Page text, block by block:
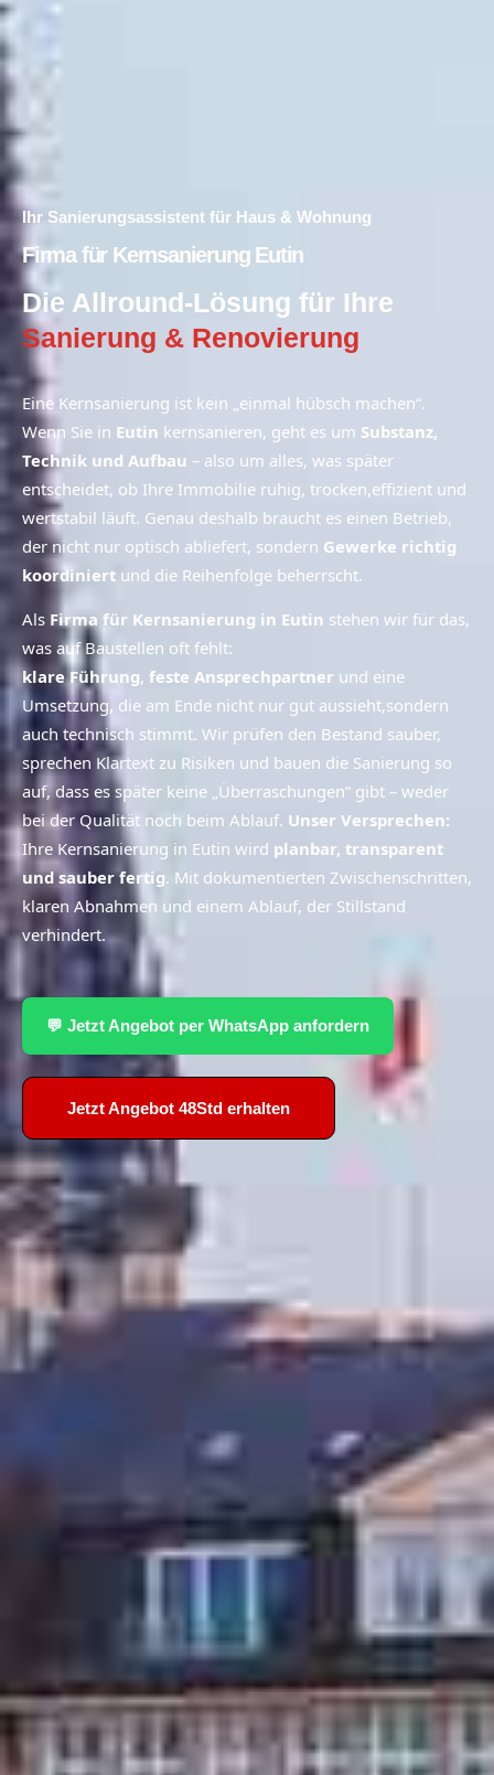
Ihr Sanierungsassistent für Haus & Wohnung
Firma für Kernsanierung Eutin
Die Allround-Lösung für Ihre
Sanierung & Renovierung
Eine Kernsanierung ist kein „einmal hübsch machen“.
Wenn Sie in Eutin kernsanieren, geht es um Substanz,
Technik und Aufbau – also um alles, was später
entscheidet, ob Ihre Immobilie ruhig, trocken,effizient und
wertstabil läuft. Genau deshalb braucht es einen Betrieb,
der nicht nur optisch abliefert, sondern Gewerke richtig
koordiniert und die Reihenfolge beherrscht.
Als Firma für Kernsanierung in Eutin stehen wir für das,
was auf Baustellen oft fehlt:
klare Führung, feste Ansprechpartner und eine
Umsetzung, die am Ende nicht nur gut aussieht,sondern
auch technisch stimmt. Wir prüfen den Bestand sauber,
sprechen Klartext zu Risiken und bauen die Sanierung so
auf,dass es später keine „Überraschungen“ gibt – weder
bei der Qualität noch beim Ablauf. Unser Versprechen:
Ihre Kernsanierung in Eutin wird planbar, transparent
und sauber fertig. Mit dokumentierten Zwischenschritten,
klaren Abnahmen und einem Ablauf, der Stillstand
verhindert.
💬 Jetzt Angebot per WhatsApp anfordern
Jetzt Angebot 48Std erhalten